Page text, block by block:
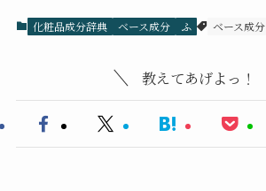
化粧品成分辞典 ベース成分 ふ ベース成分
教えてあげよっ！